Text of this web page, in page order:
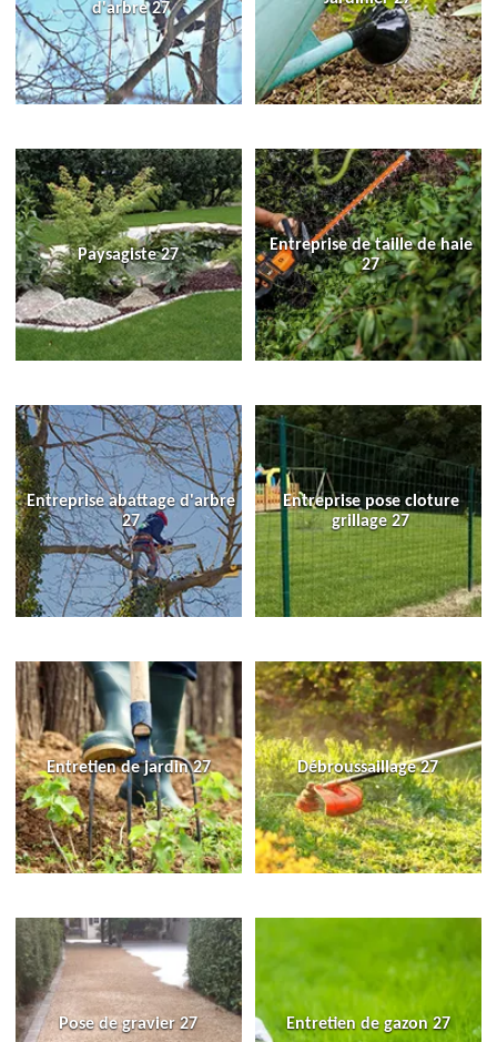
d'arbre 27
Paysagiste 27
Entreprise de taille de haie
27
Entreprise abattage d'arbre
27
Entreprise pose cloture
grillage 27
Entretien de jardin 27 Débroussaillage 27
Pose de gravier 27 Entretien de gazon 27